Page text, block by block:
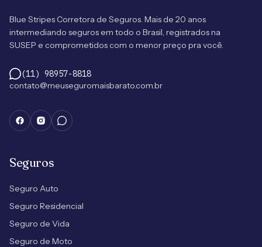
Blue Stripes Corretora de Seguros. Mais de 20 anos
intermediando seguros em todo o Brasil, registrados na
SUSEP e comprometidos com o menor preço pra você.
(11) 98957-8818
contato@meuseguromaisbarato.com.br
Seguros
Seguro Auto
Seguro Residencial
Seguro de Vida
Seguro de Moto